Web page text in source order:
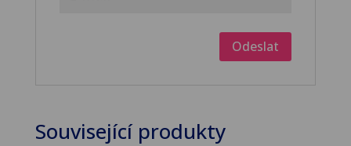
Související produkty